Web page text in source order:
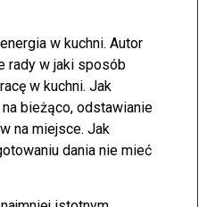
w kuchni. Autor
rady w jaki sposób
w kuchni. Jak
bieżąco, odstawianie
na miejsce. Jak
dania nie mieć